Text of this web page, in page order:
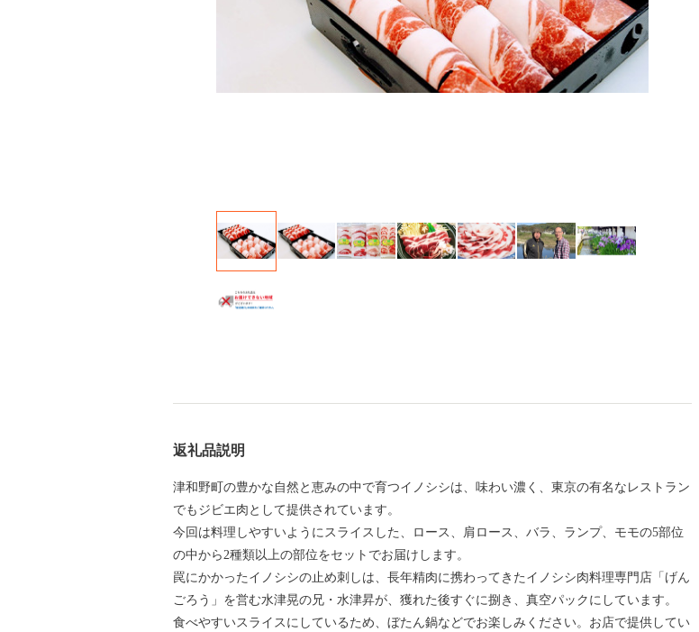
返礼品説明
津和野町の豊かな自然と恵みの中で育つイノシシは、味わい濃く、東京の有名なレストラン
でもジビエ肉として提供されています。
今回は料理しやすいようにスライスした、ロース、肩ロース、バラ、ランプ、モモの5部位
の中から2種類以上の部位をセットでお届けします。
罠にかかったイノシシの止め刺しは、長年精肉に携わってきたイノシシ肉料理専門店「げん
ごろう」を営む水津晃の兄・水津昇が、獲れた後すぐに捌き、真空パックにしています。
食べやすいスライスにしているため、ぼたん鍋などでお楽しみください。お店で提供してい